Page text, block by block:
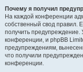
Почему я получил
На каждой конференции
собственный свод правил.
получить предупреждение.
конференции, и phpBB
предупреждениям,
что получили
конференции.